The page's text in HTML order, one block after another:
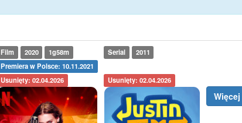
Film 2020
1g58m
Premiera w Polsce: 10.11.2021
Usunięty: 02.04.2026
Serial 2011
Usunięty: 02.04.2026
Więcej